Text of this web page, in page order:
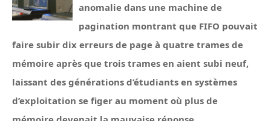
anomalie dans une machine de
pagination montrant que FIFO pouvait
faire subir dix erreurs de page à quatre trames de
mémoire après que trois trames en aient subi neuf,
laissant des générations d’étudiants en systèmes
d’exploitation se figer au moment où plus de